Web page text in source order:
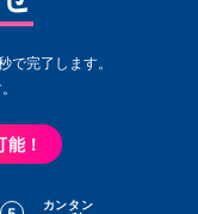
完了します。
！
カンタン